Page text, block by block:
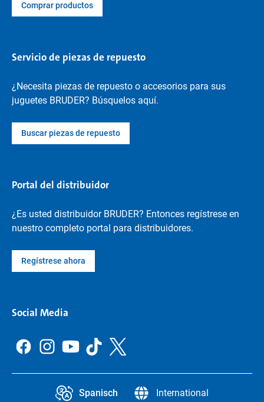
Comprar productos
Servicio de piezas de repuesto
¿Necesita piezas de repuesto o accesorios para sus
juguetes BRUDER? Búsquelos aquí.
Buscar piezas de repuesto
Portal del distribuidor
¿Es usted distribuidor BRUDER? Entonces regístrese en
nuestro completo portal para distribuidores.
Regístrese ahora
Social Media
Spanisch International